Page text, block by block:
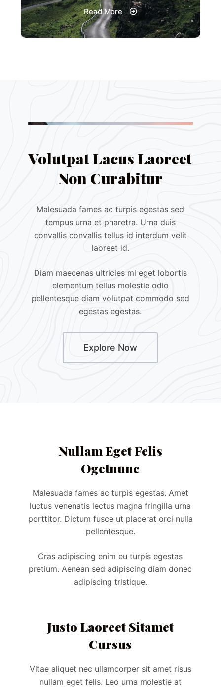
Read More
Volutpat Lacus Laoreet
Non Curabitur
Malesuada fames ac turpis egestas sed
tempus urna et pharetra. Urna duis
convallis convallis tellus id interdum velit
laoreet id.
Diam maecenas ultricies mi eget lobortis
elementum tellus molestie odio
pellentesque diam volutpat commodo sed
egestas egestas.
Explore Now
Nullam Eget Felis
Ogetnunc
Malesuada fames ac turpis egestas. Amet
luctus venenatis lectus magna fringilla urna
porttitor. Dictum fusce ut placerat orci nulla
pellentesque.
Cras adipiscing enim eu turpis egestas
pretium. Aenean sed adipiscing diam donec
adipiscing tristique.
Justo Laoreet Sitamet
Cursus
Vitae aliquet nec ullamcorper sit amet risus
nullam eget felis. Leo urna molestie at